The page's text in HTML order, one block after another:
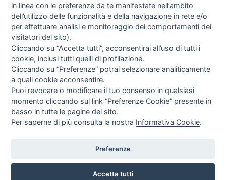
I libri Vedi tutti
FASCISTISSIMA
Direttrice Responsabile: Alessandra Costante | Registrazione al Tribunale Civile
in linea con le preferenze da te manifestate nell’ambito
dell’utilizzo delle funzionalità e della navigazione in rete e/o
per effettuare analisi e monitoraggio dei comportamenti dei
visitatori del sito).
Cliccando su “Accetta tutti”, acconsentirai all’uso di tutti i
cookie, inclusi tutti quelli di profilazione.
Cliccando su “Preferenze” potrai selezionare analiticamente
a quali cookie acconsentire.
Puoi revocare o modificare il tuo consenso in qualsiasi
momento cliccando sul link “Preferenze Cookie” presente in
basso in tutte le pagine del sito.
Per saperne di più consulta la nostra Informativa Cookie.
Preferenze
Accetta tutti